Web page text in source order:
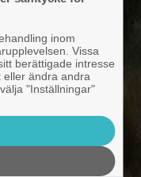
inom
Vissa
berättigade intresse
ändra andra
"Inställningar"